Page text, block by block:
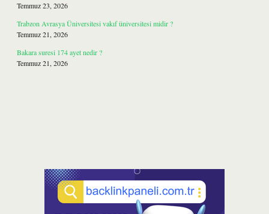
Temmuz 23, 2026
Trabzon Avrasya Üniversitesi vakıf üniversitesi midir ?
Temmuz 21, 2026
Bakara suresi 174 ayet nedir ?
Temmuz 21, 2026